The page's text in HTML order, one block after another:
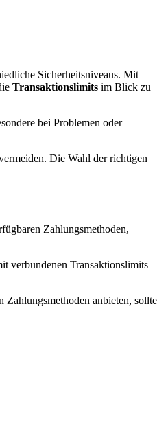
Sicherheitsniveaus. Mit
Transaktionslimits im Blick zu
bei Problemen oder
Die Wahl der richtigen
Zahlungsmethoden,
verbundenen Transaktionslimits
anbieten, sollte